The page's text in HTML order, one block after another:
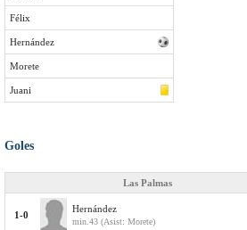
Félix
Hernández
Morete
Juani
Goles
Las Palmas
1-0
Hernández
min.43 (Asist: Morete)